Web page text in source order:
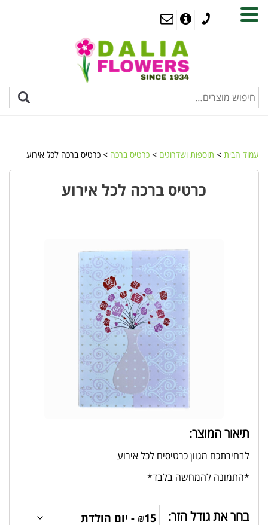
עמוד הבית > תוספות ושדרוגים > כרטיס ברכה > כרטיס ברכה לכל אירוע
כרטיס ברכה לכל אירוע
תיאור המוצר:
לבחירתכם מגוון כרטיסים לכל אירוע
*התמונה להמחשה בלבד*
בחר את גודל הזר: